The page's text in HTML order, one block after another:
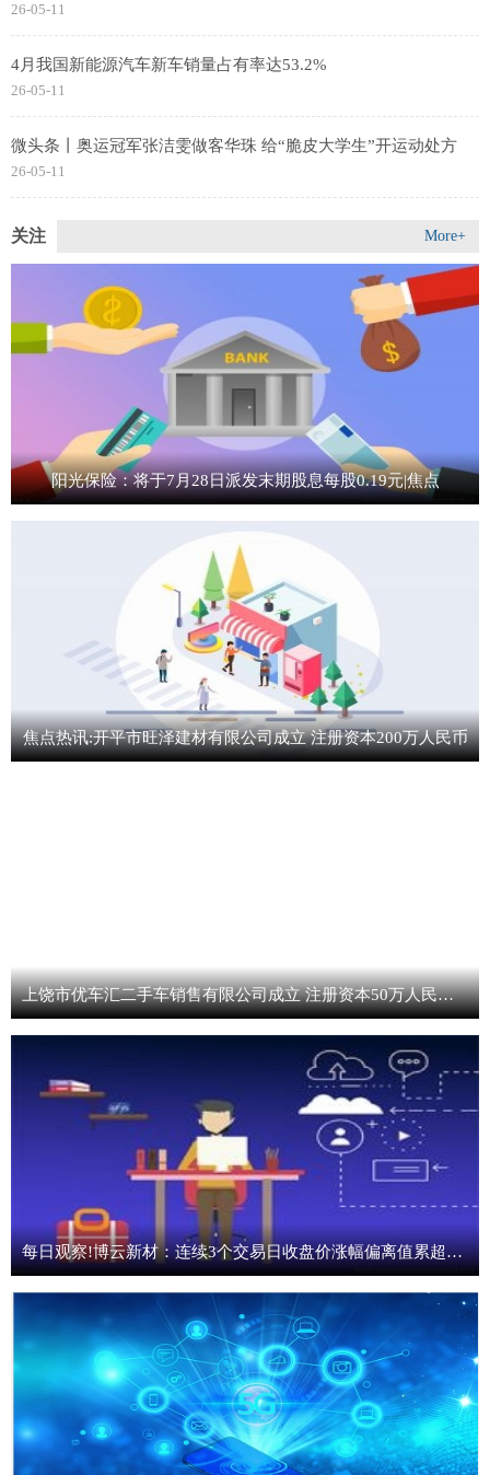
26-05-11
4月我国新能源汽车新车销量占有率达53.2%
26-05-11
微头条丨奥运冠军张洁雯做客华珠 给“脆皮大学生”开运动处方
26-05-11
关注 More+
阳光保险：将于7月28日派发末期股息每股0.19元|焦点
焦点热讯:开平市旺泽建材有限公司成立 注册资本200万人民币
上饶市优车汇二手车销售有限公司成立 注册资本50万人民币 速递
每日观察!博云新材：连续3个交易日收盘价涨幅偏离值累超20%